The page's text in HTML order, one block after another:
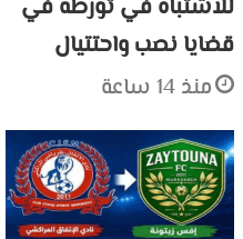
للاشتباه في تورطه في
قضايا نصب واحتتيال
منذ 14 ساعة